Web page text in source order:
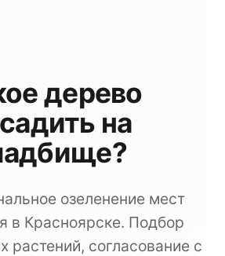
дерево
на
озеленение мест
в Красноярске. Подбор
растений, согласование с